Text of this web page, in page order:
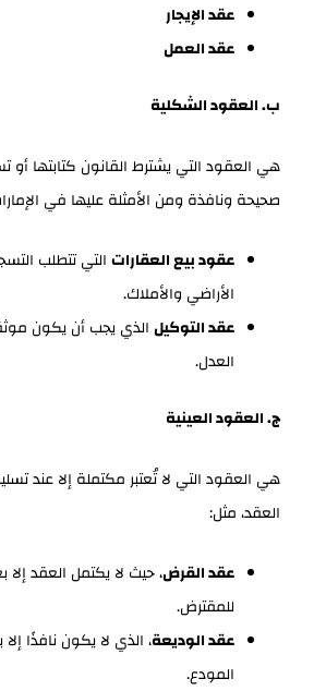
عقد الإيجار
عقد العمل
ب. العقود الشكلية
هي العقود التي يشترط القانون كتابتها
صحيحة ونافذة ومن الأمثلة عليها في
عقود بيع العقاراتالتي تتطلب
الأراضي والأملاك.
عقد التوكيلالذي يجب أن يكون
العدل.
ج. العقود العينية
هي العقود التي لا تُعتبر مكتملة إلا عند
العقد، مثل:
عقد القرض، حيث لا يكتمل العقد إلا
للمقترض.
عقد الوديعة، الذي لا يكون نافذًا
المودع.